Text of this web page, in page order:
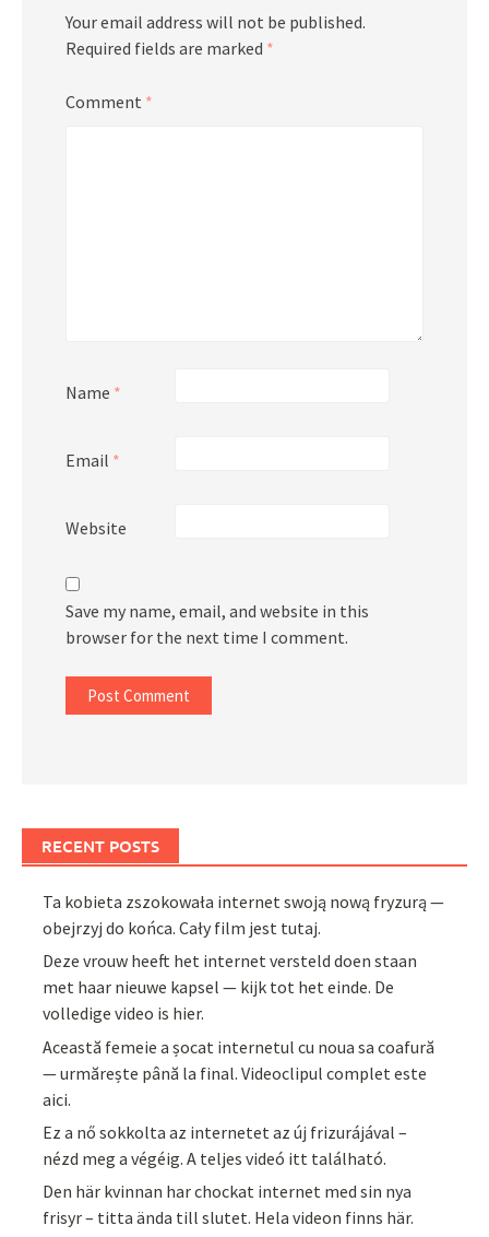
Your email address will not be published.
Required fields are marked *
Comment *
Name *
Email *
Website
Save my name, email, and website in this
browser for the next time I comment.
RECENT POSTS
Ta kobieta zszokowała internet swoją nową fryzurą —
obejrzyj do końca. Cały film jest tutaj.
Deze vrouw heeft het internet versteld doen staan
met haar nieuwe kapsel — kijk tot het einde. De
volledige video is hier.
Această femeie a șocat internetul cu noua sa coafură
— urmărește până la final. Videoclipul complet este
aici.
Ez a nő sokkolta az internetet az új frizurájával –
nézd meg a végéig. A teljes videó itt található.
Den här kvinnan har chockat internet med sin nya
frisyr – titta ända till slutet. Hela videon finns här.